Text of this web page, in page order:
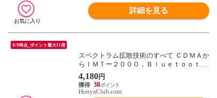
詳細を見る
8/9時点_ポイント最大11倍
スペクトラム拡散技術のすべて ＣＤＭＡか
らＩＭＴー２０００，Ｂｌｕｅｔｏｏｔｈ
まで /松尾憲一
4,180円
38
HonyaClub.com